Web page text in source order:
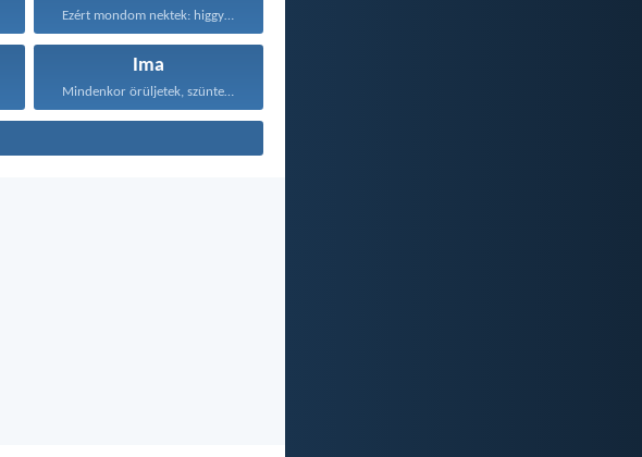
Ezért mondom nektek: higgyétek...
Ima
Mindenkor örüljetek, szüntelenül imádkozzatok...